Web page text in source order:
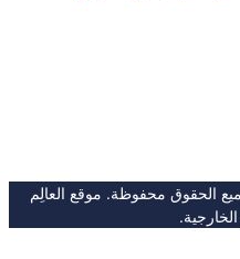
العربي. جميع الحقوق محفوظة. موقع العالِم